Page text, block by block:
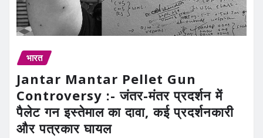
भारत
Jantar Mantar Pellet Gun
Controversy :- जंतर-मंतर प्रदर्शन में
पैलेट गन इस्तेमाल का दावा, कई प्रदर्शनकारी
और पत्रकार घायल